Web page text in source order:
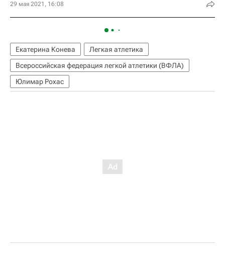
29 мая 2021, 16:08
Екатерина Конева
Легкая атлетика
Всероссийская федерация легкой атлетики (ВФЛА)
Юлимар Рохас